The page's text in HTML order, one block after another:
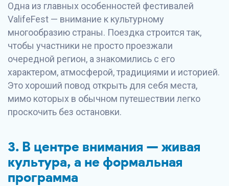
Одна из главных особенностей фестивалей
ValifeFest — внимание к культурному
многообразию страны. Поездка строится так,
чтобы участники не просто проезжали
очередной регион, а знакомились с его
характером, атмосферой, традициями и историей.
Это хороший повод открыть для себя места,
мимо которых в обычном путешествии легко
проскочить без остановки.
3. В центре внимания — живая
культура, а не формальная
программа